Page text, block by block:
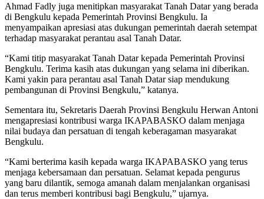
Ahmad Fadly juga menitipkan masyarakat Tanah Datar yang berada
di Bengkulu kepada Pemerintah Provinsi Bengkulu. Ia
menyampaikan apresiasi atas dukungan pemerintah daerah setempat
terhadap masyarakat perantau asal Tanah Datar.
“Kami titip masyarakat Tanah Datar kepada Pemerintah Provinsi
Bengkulu. Terima kasih atas dukungan yang selama ini diberikan.
Kami yakin para perantau asal Tanah Datar siap mendukung
pembangunan di Provinsi Bengkulu,” katanya.
Sementara itu, Sekretaris Daerah Provinsi Bengkulu Herwan Antoni
mengapresiasi kontribusi warga IKAPABASKO dalam menjaga
nilai budaya dan persatuan di tengah keberagaman masyarakat
Bengkulu.
“Kami berterima kasih kepada warga IKAPABASKO yang terus
menjaga kebersamaan dan persatuan. Selamat kepada pengurus
yang baru dilantik, semoga amanah dalam menjalankan organisasi
dan terus memberi kontribusi bagi Bengkulu,” ujarnya.